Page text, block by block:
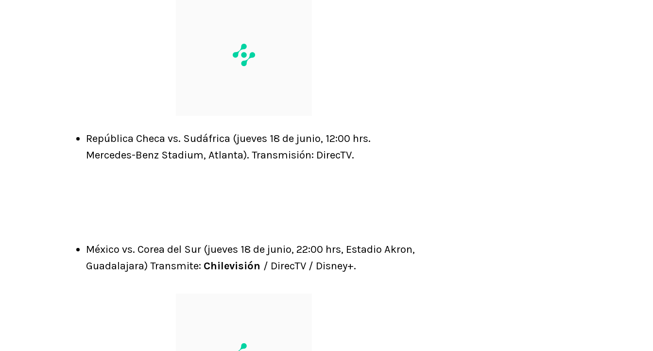
República Checa vs. Sudáfrica (jueves 18 de junio, 12:00 hrs.
Mercedes-Benz Stadium, Atlanta). Transmisión: DirecTV.
México vs. Corea del Sur (jueves 18 de junio, 22:00 hrs, Estadio Akron,
Guadalajara) Transmite: Chilevisión / DirecTV / Disney+.